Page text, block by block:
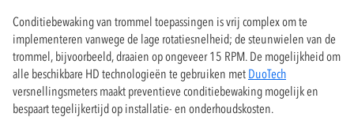
Conditiebewaking van trommel toepassingen is vrij complex om te
implementeren vanwege de lage rotatiesnelheid; de steunwielen van de
trommel, bijvoorbeeld, draaien op ongeveer 15 RPM. De mogelijkheid om
alle beschikbare HD technologieën te gebruiken met DuoTech
versnellingsmeters maakt preventieve conditiebewaking mogelijk en
bespaart tegelijkertijd op installatie- en onderhoudskosten.